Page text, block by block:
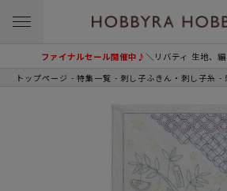
ファイナルセール開催中♪＼リバティ 生地、
トップページ 特集一覧 刺し子ふきん・刺し子糸